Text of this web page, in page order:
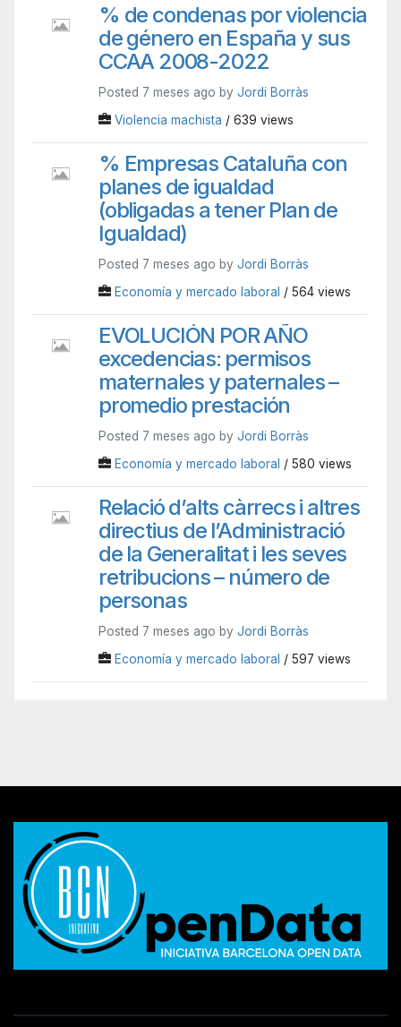
% de condenas por violencia
de género en España y sus
CCAA 2008-2022
Posted 7 meses ago by Jordi Borràs
Violencia machista / 639 views
% Empresas Cataluña con
planes de igualdad
(obligadas a tener Plan de
Igualdad)
Posted 7 meses ago by Jordi Borràs
Economía y mercado laboral / 564 views
EVOLUCIÓN POR AÑO
excedencias: permisos
maternales y paternales –
promedio prestación
Posted 7 meses ago by Jordi Borràs
Economía y mercado laboral / 580 views
Relació d’alts càrrecs i altres
directius de l’Administració
de la Generalitat i les seves
retribucions – número de
personas
Posted 7 meses ago by Jordi Borràs
Economía y mercado laboral / 597 views